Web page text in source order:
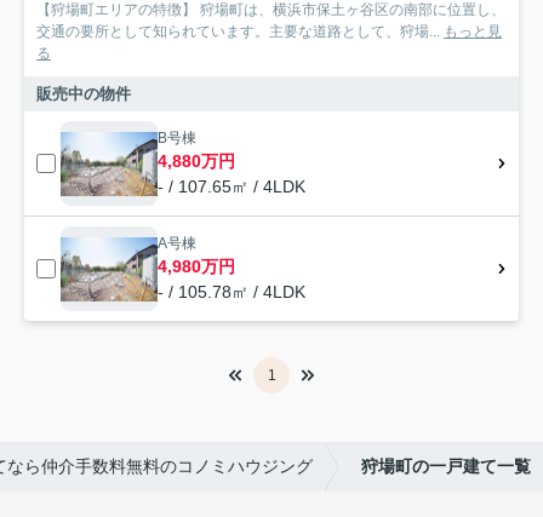
【狩場町エリアの特徴】 狩場町は、横浜市保土ヶ谷区の南部に位置し、
交通の要所として知られています。主要な道路として、狩場... もっと見
る
販売中の物件
B号棟
4,880万円
- / 107.65㎡ / 4LDK
A号棟
4,980万円
- / 105.78㎡ / 4LDK
1
ら仲介手数料無料のコノミハウジング 狩場町の一戸建て一覧